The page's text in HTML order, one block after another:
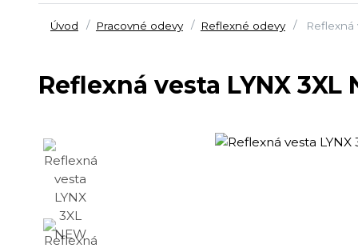
Úvod Pracovné odevy Reflexné odevy Reflexná
Reflexná vesta LYNX 3XL